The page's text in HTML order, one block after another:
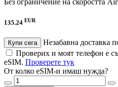
135.24 EUR
Купи сега
Незабавна доставка
Проверих и моят телефон е
eSIM. Проверете тук
От колко eSIM-и имаш нужда?